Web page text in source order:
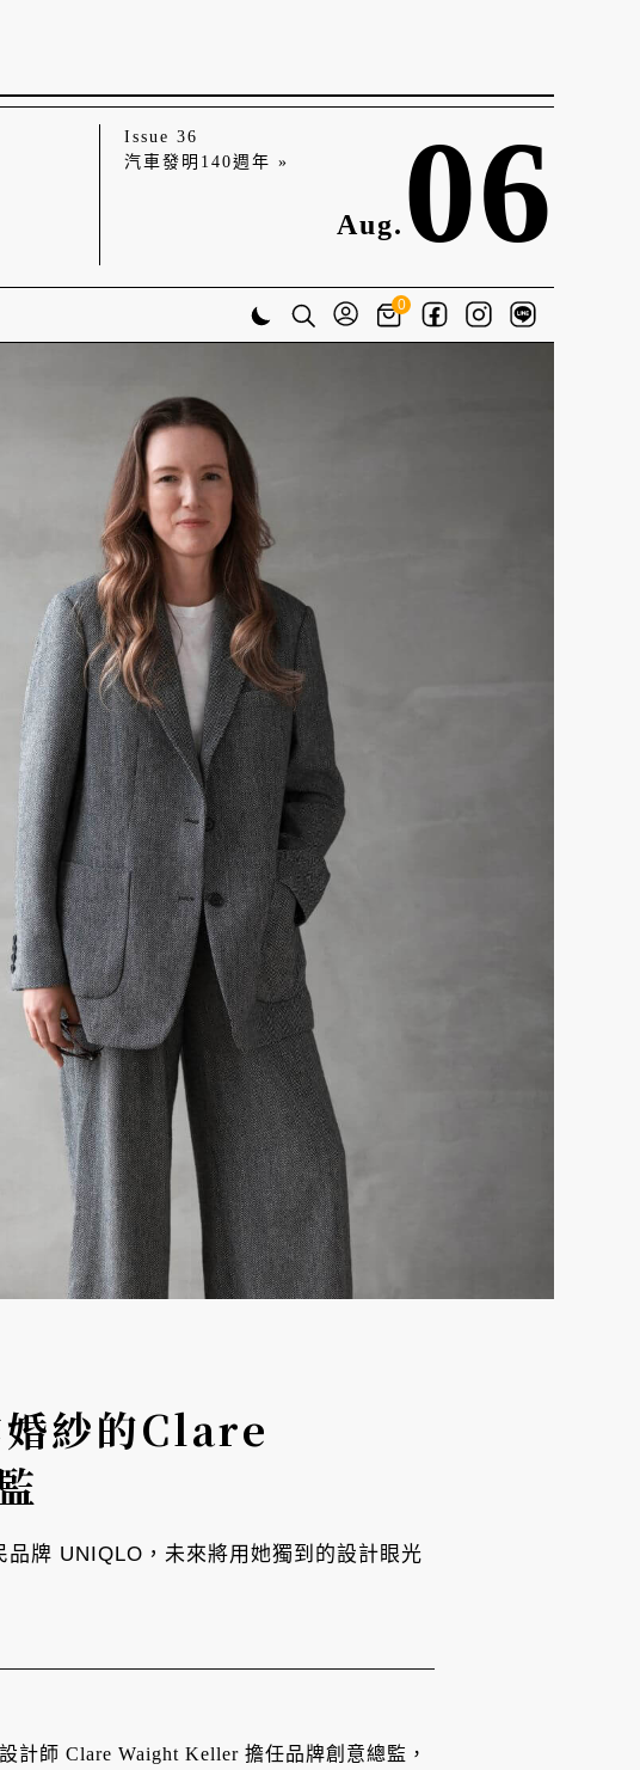
Issue 36
汽車發明140週年 »
Aug. 06
0
紗的Clare
牌 UNIQLO，未來將用她獨到的設計眼光
師 Clare Waight Keller 擔任品牌創意總監，